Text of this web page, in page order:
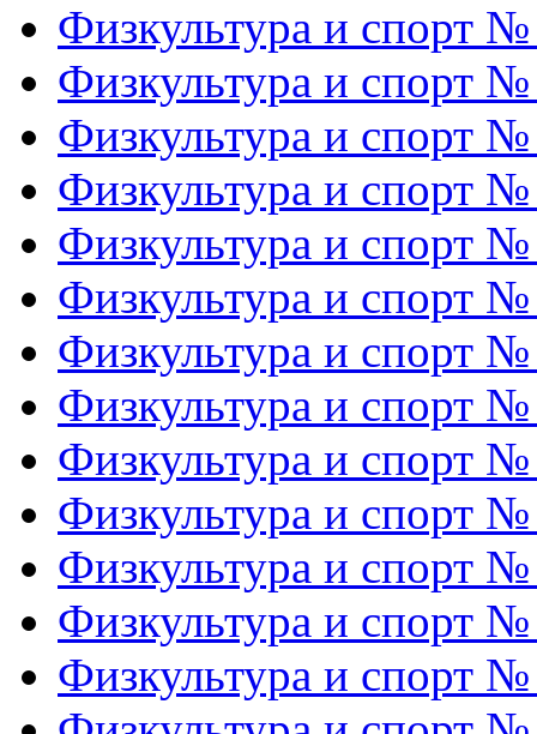
Физкультура и спорт
Физкультура и спорт
Физкультура и спорт
Физкультура и спорт
Физкультура и спорт
Физкультура и спорт
Физкультура и спорт
Физкультура и спорт
Физкультура и спорт
Физкультура и спорт
Физкультура и спорт
Физкультура и спорт
Физкультура и спорт